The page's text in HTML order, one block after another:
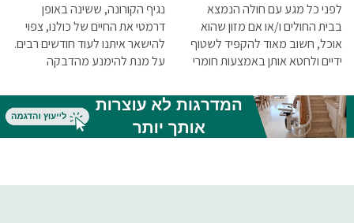
נגיף הקורונה, ששינה באופן
דרמטי את החיים של כולנו, צפוי
להישאר איתנו לעוד חודשים רבים.
על מנת להימנע מהדבקה
הנישאים באוויר עלינו לנקוט
באמצעי זהירות. ריכזנו עבורך
מידע על ציוד להתגוננות מפני
לפני כל מגע עם חולה הנמצא
בבית החולים ו/או אם מזון שהוא
אוכל, חשוב מאוד להקפיד לשטוף
ידיים ולחטא אותן באמצעות חומרי
בקבוקונים המכילים נוזלי חיטוי
אלכוהוליים